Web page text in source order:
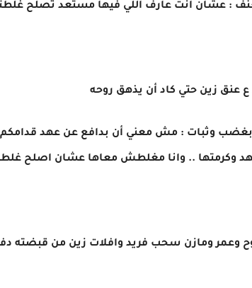
: عشان انت عارف اللي فيها مستعد تصلح
عنق زين حتي كاد أن يذهق روحه
بغضب وثبات : مش معني أن بدافع عن عهد قدامكم
وكرمتها .. وانا مغلطش معاها عشان اصلح
وعمر ومازن سحب فريد وافلات زين من قبضته